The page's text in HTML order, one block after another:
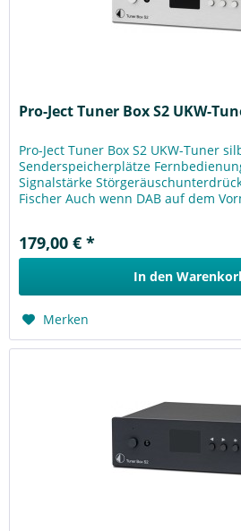
Pro-Ject Tuner Box S2 UKW-
Pro-Ject Tuner Box S2 UKW-Tuner
Senderspeicherplätze
Signalstärke
Fischer Auch wenn DAB auf dem
179,00 € *
In den
Merken